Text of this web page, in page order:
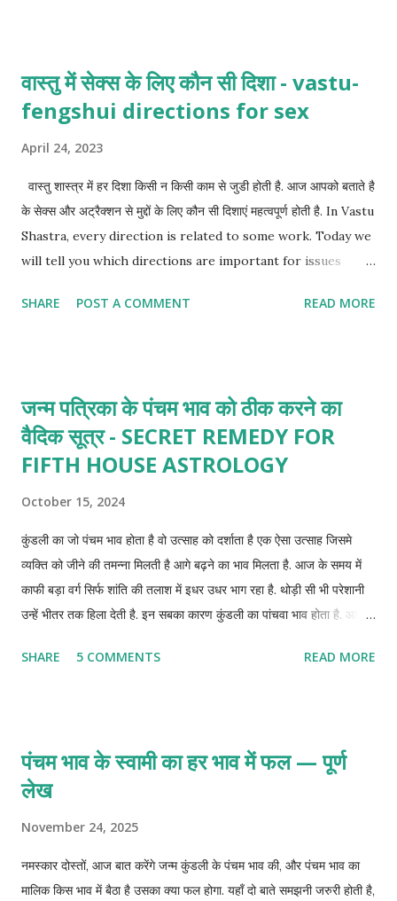
वास्तु में सेक्स के लिए कौन सी दिशा - vastu-
fengshui directions for sex
April 24, 2023
वास्तु शास्त्र में हर दिशा किसी न किसी काम से जुडी होती है. आज आपको बताते है
के सेक्स और अट्रैक्शन से मुद्दों के लिए कौन सी दिशाएं महत्वपूर्ण होती है. In Vastu
Shastra, every direction is related to some work. Today we
will tell you which directions are important for issues
SHARE POST A COMMENT READ MORE
जन्म पत्रिका के पंचम भाव को ठीक करने का
वैदिक सूत्र - SECRET REMEDY FOR
FIFTH HOUSE ASTROLOGY
October 15, 2024
कुंडली का जो पंचम भाव होता है वो उत्साह को दर्शाता है एक ऐसा उत्साह जिसमे
व्यक्ति को जीने की तमन्ना मिलती है आगे बढ़ने का भाव मिलता है. आज के समय में
काफी बड़ा वर्ग सिर्फ शांति की तलाश में इधर उधर भाग रहा है. थोड़ी सी भी परेशानी
उन्हें भीतर तक हिला देती है. इन सबका कारण कुंडली का पांचवा भाव होता है. आज
सकते है.
SHARE 5 COMMENTS READ MORE
पंचम भाव के स्वामी का हर भाव में फल — पूर्ण
लेख
November 24, 2025
नमस्कार दोस्तों, आज बात करेंगे जन्म कुंडली के पंचम भाव की, और पंचम भाव का
मालिक किस भाव में बैठा है उसका क्या फल होगा. यहाँ दो बाते समझनी जरुरी होती है,